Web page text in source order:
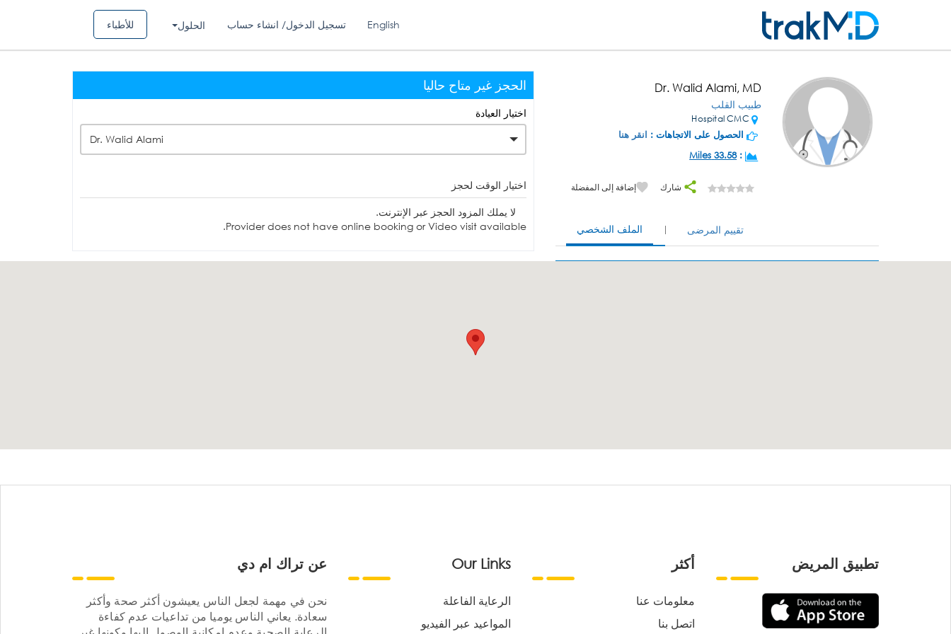
للأطباء الحلول تسجيل الدخول/ انشاء حساب English
Dr. Walid Alami, MD
طبيب القلب
الحصول على الاتجاهات : انقر هنا
:
33.58 Miles
شارك إضافة إلى المفضلة
الملف الشخصي تقييم المرضى
الحجز غير متاح حاليا
اختيار العيادة
Dr. Walid Alami
اختيار الوقت لحجز
لا يملك المزود الحجز عبر الإنترنت.
Provider does not have online booking or Video visit available.
عن تراك ام دي
نحن في مهمة لجعل الناس يعيشون أكثر صحة وأكثر
سعادة. يعاني الناس يوميا من تداعيات عدم كفاءة
Our Links
الرعاية الفاعلة
المواعيد عبر الفيديو
أكثر
معلومات عنا
اتصل بنا
تطبيق المريض